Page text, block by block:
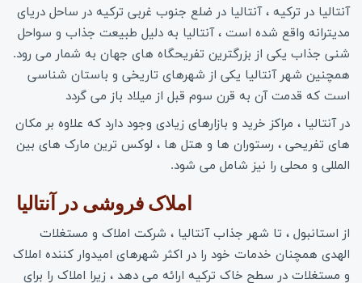
آنتالیا در ترکیه ، آنتالیا در ضلع جنوب غربی ترکیه در ساحل دریای
مدیترانه واقع شده است ، آنتالیا به دلیل طبیعت جذاب و سواحل
شنی جذاب یکی از بزرگترین تفریحگاه های جهان به شمار می رود.
همچنین شهر آنتالیا یکی از شهرهای تاریخی و باستان شناسی
است که قدمت آن به قرن سوم قبل از میلاد باز می گردد
در آنتالیا ، مراکز خرید و بازارهای زیادی وجود دارد که علاوه بر مکان
های تفریحی ، رستوران ها و هتل ها ، لوکس ترین مارک های بین
المللی و محلی را نیز شامل می شود.
املاک فروشی در آنتالیا
از استانبول ، تا شهر جذاب آنتالیا ، شرکت املاک و مستغلات
الهدی همچنان خدمات خود را در اکثر شهرهای امیدوار کننده املاک
و مستغلات در سطح خاک ترکیه ارائه می دهد ، زیرا املاک را برای